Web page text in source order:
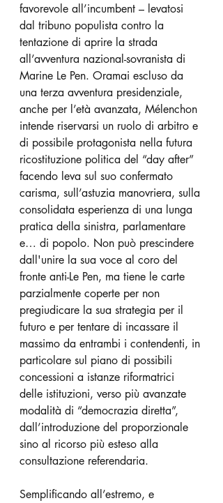
favorevole all’incumbent – levatosi
dal tribuno populista contro la
tentazione di aprire la strada
all’avventura nazional-sovranista di
Marine Le Pen. Oramai escluso da
una terza avventura presidenziale,
anche per l’età avanzata, Mélenchon
intende riservarsi un ruolo di arbitro e
di possibile protagonista nella futura
ricostituzione politica del “day after”
facendo leva sul suo confermato
carisma, sull’astuzia manovriera, sulla
consolidata esperienza di una lunga
pratica della sinistra, parlamentare
e… di popolo. Non può prescindere
dall'unire la sua voce al coro del
fronte anti-Le Pen, ma tiene le carte
parzialmente coperte per non
pregiudicare la sua strategia per il
futuro e per tentare di incassare il
massimo da entrambi i contendenti, in
particolare sul piano di possibili
concessioni a istanze riformatrici
delle istituzioni, verso più avanzate
modalità di “democrazia diretta”,
dall’introduzione del proporzionale
sino al ricorso più esteso alla
consultazione referendaria.
Semplificando all’estremo, e